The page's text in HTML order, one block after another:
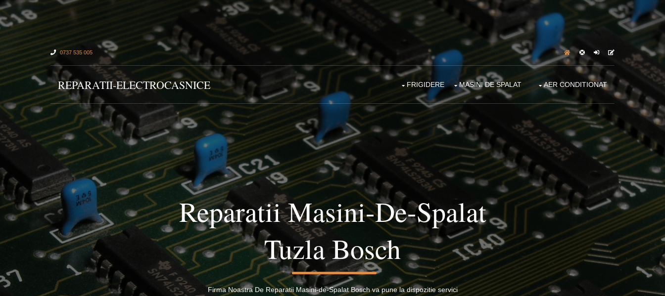
0737 535 005
REPARATII-ELECTROCASNICE FRIGIDERE MASINI DE SPALAT AER CONDITIONAT
Reparatii Masini-De-Spalat
Tuzla Bosch
Firma Noastra De Reparatii Masini-de-Spalat Bosch va pune la dispozitie servici